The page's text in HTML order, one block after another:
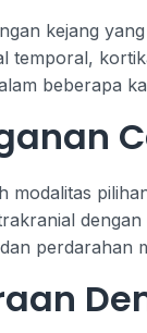
kejang
temporal,
beberapa
modalitas
perdarahan